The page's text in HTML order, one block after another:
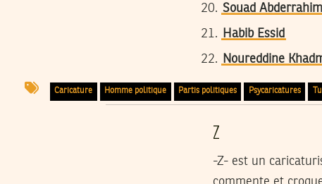
Souad Abderrahim
Habib Essid
Noureddine
Caricature Homme politique Partis politiques Psycaricatures
Z
-Z- est un